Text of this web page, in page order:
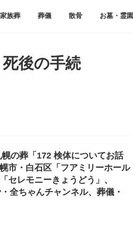
家族葬 葬儀 散骨 お墓・霊園
死後の手続
の葬「172 検体についてお話
市・白石区「フアミリーホール
セレモニーきょうどう」、
全ちゃんチャンネル、葬儀・